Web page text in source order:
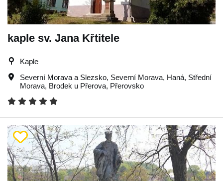
kaple sv. Jana Křtitele
Kaple
Severní Morava a Slezsko, Severní Morava, Haná, Střední
Morava, Brodek u Přerova, Přerovsko